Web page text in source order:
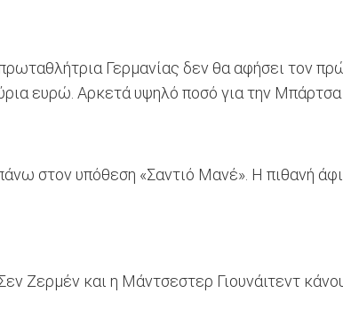
Γερμανίας δεν θα αφήσει τον
ευρώ. Αρκετά υψηλό ποσό για την Μπάρτσα
στον υπόθεση «Σαντιό Μανέ». Η πιθανή
Ζερμέν και η Μάντσεστερ Γιουνάιτεντ